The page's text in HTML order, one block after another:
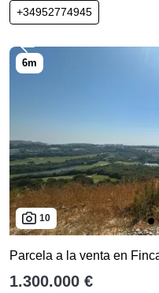
+34952774945
10
Parcela a la venta en
1.300.000 €